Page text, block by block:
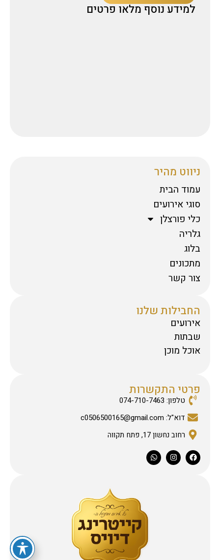
למידע נוסף מלאו פרטים
ניווט מהיר
עמוד הבית
סוגי אירועים
כלי פורצלן
גלריה
בלוג
מתכונים
צור קשר
החבילות שלנו
אירועים
שבתות
אוכל מוכן
פרטי התקשרות
טלפון: 074-710-7463
דוא"ל: c0506500165@gmail.com
רחוב נחשון 17, פתח תקווה